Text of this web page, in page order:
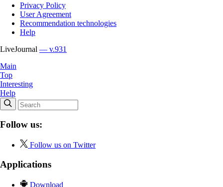
Privacy Policy
User Agreement
Recommendation technologies
Help
LiveJournal — v.931
Main
Top
Interesting
Help
Follow us:
Follow us on Twitter
Applications
Download